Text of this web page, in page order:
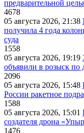
предварительной
4678
05 августа 2026, 21:38
получила 4 года
суда
1558
05 августа 2026, 19:19
объявили в розыск по
2096
05 августа 2026, 15:48
России ракетное
1588
05 августа 2026, 15:01
создателя дрона
1476